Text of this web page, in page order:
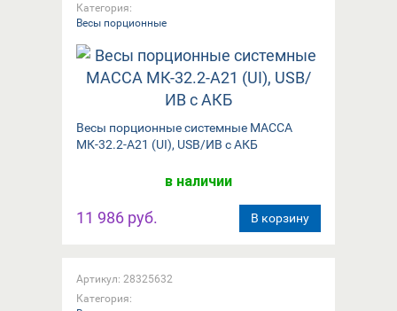
Категория:
Весы порционные
Весы порционные системные МАССА
МК-32.2-А21 (UI), USB/ИВ с АКБ
в наличии
11 986 руб. В корзину
Артикул: 28325632
Категория: